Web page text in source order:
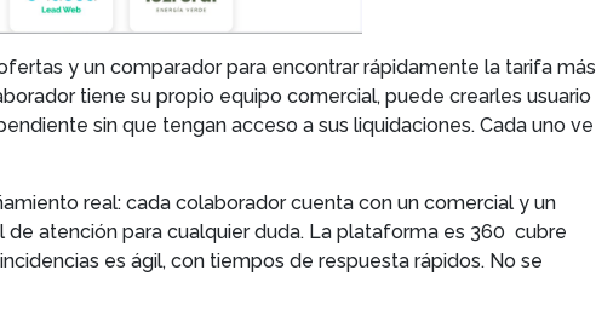
y un comparador para encontrar rápidamente la tarifa más
tiene su propio equipo comercial, puede crearles usuario
sin que tengan acceso a sus liquidaciones. Cada uno ve
real: cada colaborador cuenta con un comercial y un
de atención para cualquier duda. La plataforma es 360 cubre
es ágil, con tiempos de respuesta rápidos. No se